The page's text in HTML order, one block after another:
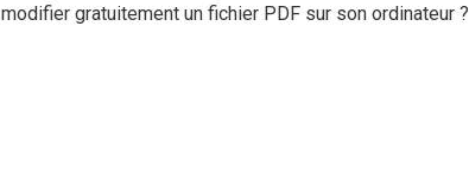
modifier gratuitement un fichier PDF sur son ordinateur ?